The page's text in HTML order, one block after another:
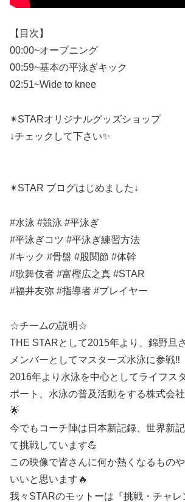
【目次】
00:00~オープニング
00:59~基本の平泳ぎキック
02:51~Wide to knee
✴︎STARオリジナルグッズショップ
↓チェックして下さい✨
✴︎STAR ブログはじめました↓
#水泳 #競泳 #平泳ぎ
#平泳ぎコツ #平泳ぎ練習方法
#キック #骨盤 #股関節 #体幹
#歌舞伎者 #富樫広之真 #STAR
#福井友弥 #指導者 #プレイヤー
☆チームの説明☆
THE STARとして2015年より、錦野旦
メンバーとしてマスターズ水泳に参戦‼️
2016年より水泳を中心としてライフス
ポート、水泳の普及活動をする株式会
🌟
今でもコーチ陣は日本新記録、世界新
て挑戦しています💪
この映像で皆さんに何か熱くなるもの
いいと思います🔥
我々STARのモットーは『挑戦・チャレ